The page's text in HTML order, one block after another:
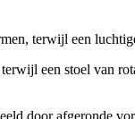
terwijl een
een stoel van
door afgeronde